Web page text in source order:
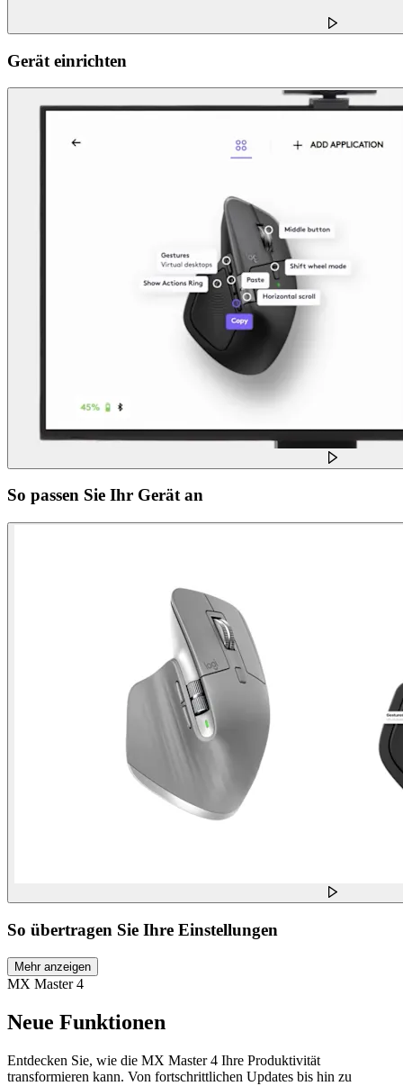
Gerät einrichten
So passen Sie Ihr Gerät an
So übertragen Sie Ihre Einstellungen
Mehr anzeigen
MX Master 4
Neue Funktionen
Entdecken Sie, wie die MX Master 4 Ihre Produktivität
transformieren kann. Von fortschrittlichen Updates bis hin zu